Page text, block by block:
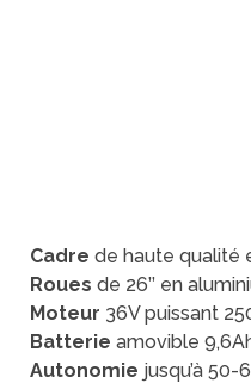
Cadre de haute qualité
Roues de 26’’ en
Moteur 36V puissant
Batterie amovible
Autonomie jusqu’à 50-